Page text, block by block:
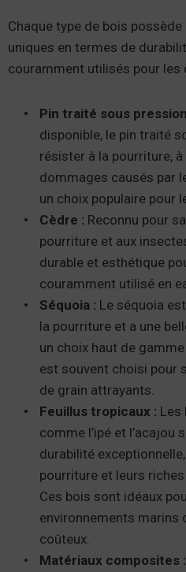
Chaque type de bois
uniques en termes de
couramment utilisés pour les
Pin traité sous
disponible, le pin traité
résister à la pourriture,
dommages causés par
un choix populaire pour
Cèdre : Reconnu pour
pourriture et aux
durable et esthétique
couramment utilisé en
Séquoia : Le séquoia
la pourriture et a une
un choix haut de
est souvent choisi pour
de grain attrayants.
Feuillus tropicaux : Les
comme l’ipé et l’acajou
durabilité
pourriture et leurs
Ces bois sont idéaux
environnements marins
coûteux.
Matériaux composites :